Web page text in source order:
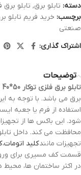
دسته: تابلو برق, تابلو برق
برچسب: خرید فریم تابلو
صنعتی
اشتراک گذاری:
توضیحات
تابلو برق فلزی توکار 50*40 تک فرم
برق می باشد. با توجه به
استفاده از فرم یا جعبه
شود. این باکس ها از
محافظت می کند. داخل
تجهیزات مانندکلید اتومات،
قسمت کف مسیری برای
در اکثر ساختمان ها،